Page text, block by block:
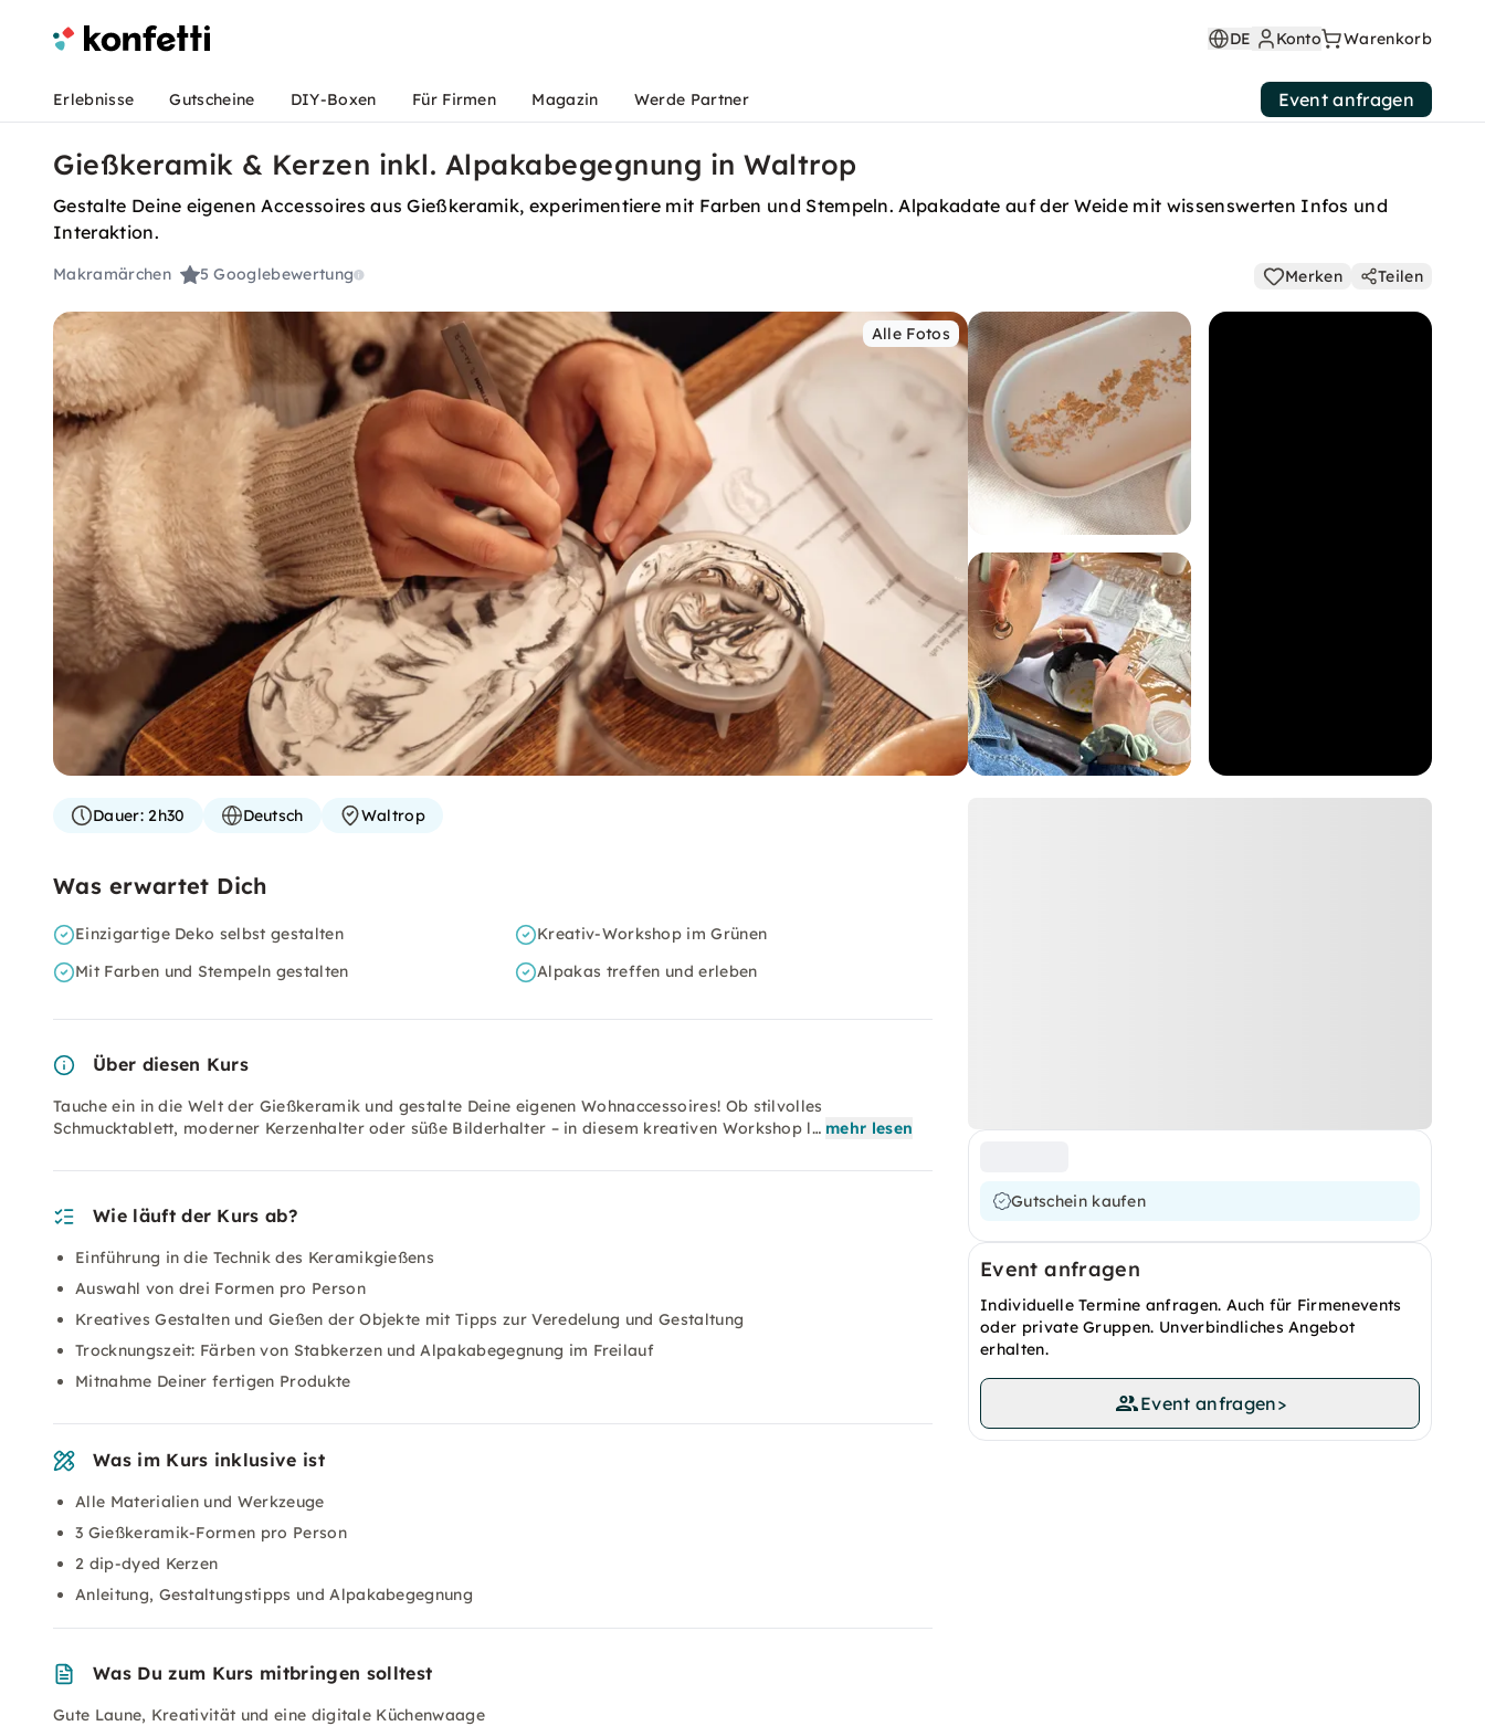
DE Konto Warenkorb
Erlebnisse Gutscheine DIY-Boxen Für Firmen Magazin Werde Partner Event anfragen
Gießkeramik & Kerzen inkl. Alpakabegegnung in Waltrop
Gestalte Deine eigenen Accessoires aus Gießkeramik, experimentiere mit Farben und Stempeln. Alpakadate auf der Weide mit wissenswerten Infos und
Interaktion.
Makramärchen 5Googlebewertung Merken Teilen
Alle Fotos
Gutschein kaufen
Event anfragen
Individuelle Termine anfragen. Auch für Firmenevents
oder private Gruppen. Unverbindliches Angebot
erhalten.
Event anfragen>
Dauer:2h30 Deutsch Waltrop
Was erwartet Dich
Einzigartige Deko selbst gestalten
Kreativ-Workshop im Grünen
Mit Farben und Stempeln gestalten
Alpakas treffen und erleben
Über diesen Kurs
Tauche ein in die Welt der Gießkeramik und gestalte Deine eigenen Wohnaccessoires! Ob stilvolles
Schmucktablett, moderner Kerzenhalter oder süße Bilderhalter – in diesem kreativen Workshop l… mehr lesen
Wie läuft der Kurs ab?
Einführung in die Technik des Keramikgießens
Auswahl von drei Formen pro Person
Kreatives Gestalten und Gießen der Objekte mit Tipps zur Veredelung und Gestaltung
Trocknungszeit: Färben von Stabkerzen und Alpakabegegnung im Freilauf
Mitnahme Deiner fertigen Produkte
Was im Kurs inklusive ist
Alle Materialien und Werkzeuge
3 Gießkeramik-Formen pro Person
2 dip-dyed Kerzen
Anleitung, Gestaltungstipps und Alpakabegegnung
Was Du zum Kurs mitbringen solltest
Gute Laune, Kreativität und eine digitale Küchenwaage